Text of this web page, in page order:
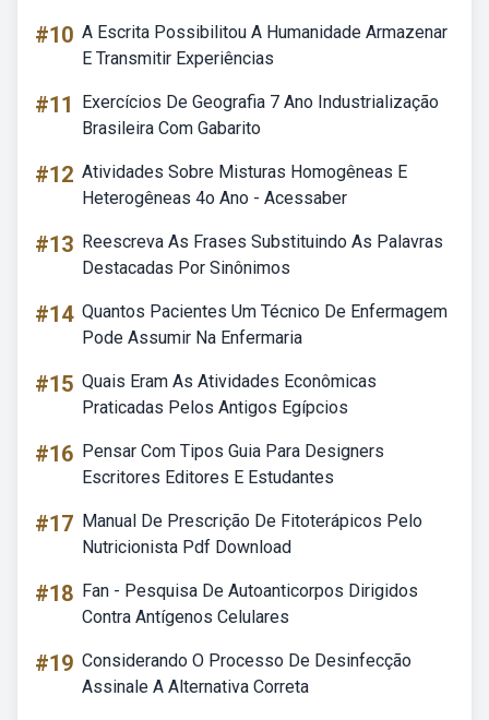
#10 A Escrita Possibilitou A Humanidade Armazenar
E Transmitir Experiências
#11
Exercícios De Geografia 7 Ano Industrialização
Brasileira Com Gabarito
#12 Atividades Sobre Misturas Homogêneas E
Heterogêneas 4o Ano - Acessaber
#13 Reescreva As Frases Substituindo As Palavras
Destacadas Por Sinônimos
#14 Quantos Pacientes Um Técnico De Enfermagem
Pode Assumir Na Enfermaria
#15 Quais Eram As Atividades Econômicas
Praticadas Pelos Antigos Egípcios
#16 Pensar Com Tipos Guia Para Designers
Escritores Editores E Estudantes
#17 Manual De Prescrição De Fitoterápicos Pelo
Nutricionista Pdf Download
#18 Fan - Pesquisa De Autoanticorpos Dirigidos
Contra Antígenos Celulares
#19 Considerando O Processo De Desinfecção
Assinale A Alternativa Correta